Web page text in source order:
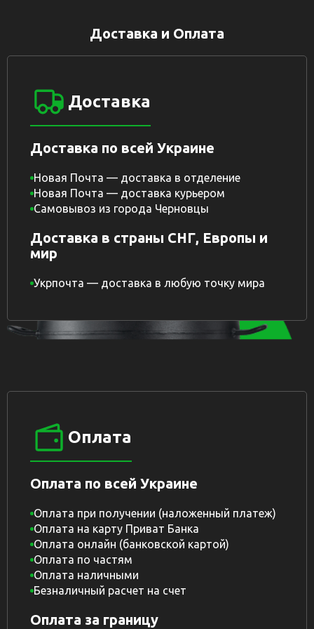
Доставка и Оплата
Доставка
Доставка по всей Украине
Новая Почта — доставка в отделение
Новая Почта — доставка курьером
Самовывоз из города Черновцы
Доставка в страны СНГ, Европы и
мир
Укрпочта — доставка в любую точку мира
Оплата
Оплата по всей Украине
Оплата при получении (наложенный платеж)
Оплата на карту Приват Банка
Оплата онлайн (банковской картой)
Оплата по частям
Оплата наличными
Безналичный расчет на счет
Оплата за границу